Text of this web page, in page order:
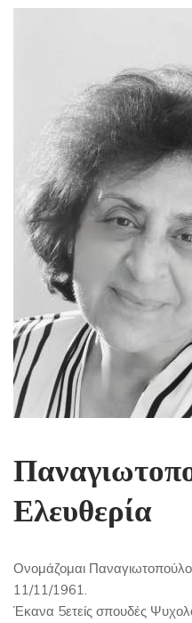
Ελευθερία
Ονομάζομαι
11/11/1961.
Έκανα 5ετείς σπουδές